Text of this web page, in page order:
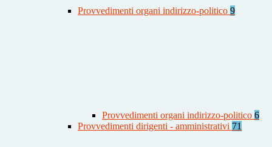
Provvedimenti organi indirizzo-politico 9
Provvedimenti organi indirizzo-politico 6
Provvedimenti dirigenti - amministrativi 71